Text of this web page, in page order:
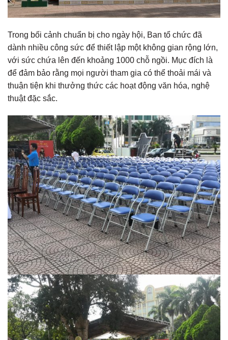
Trong bối cảnh chuẩn bị cho ngày hội, Ban tổ chức đã
dành nhiều công sức để thiết lập một không gian rộng lớn,
với sức chứa lên đến khoảng 1000 chỗ ngồi. Mục đích là
để đảm bảo rằng mọi người tham gia có thể thoải mái và
thuận tiện khi thưởng thức các hoạt động văn hóa, nghệ
thuật đặc sắc.